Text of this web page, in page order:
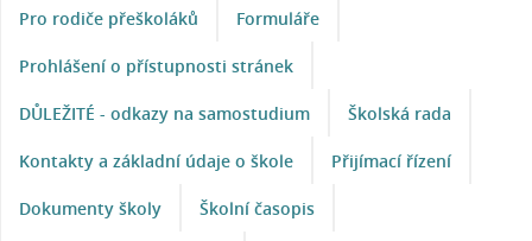
Pro rodiče přeškoláků Formuláře
Prohlášení o přístupnosti stránek
DŮLEŽITÉ - odkazy na samostudium Školská rada
Kontakty a základní údaje o škole Přijímací řízení
Dokumenty školy Školní časopis